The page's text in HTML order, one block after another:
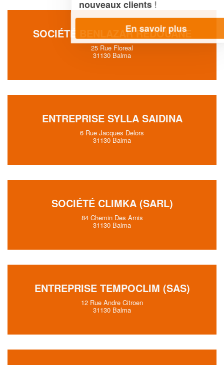
SOCIÉTÉ BENLAZAR REDOUANE
25 Rue Floreal
31130 Balma
ENTREPRISE SYLLA SAIDINA
6 Rue Jacques Delors
31130 Balma
SOCIÉTÉ CLIMKA (SARL)
84 Chemin Des Arnis
31130 Balma
ENTREPRISE TEMPOCLIM (SAS)
12 Rue Andre Citroen
31130 Balma
nouveaux clients!
En savoir plus